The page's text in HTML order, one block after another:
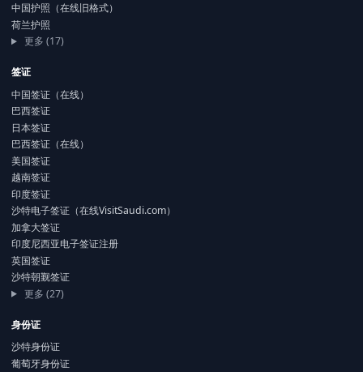
中国护照（在线旧格式）
荷兰护照
更多 (17)
签证
中国签证（在线）
巴西签证
日本签证
巴西签证（在线）
美国签证
越南签证
印度签证
沙特电子签证（在线VisitSaudi.com）
加拿大签证
印度尼西亚电子签证注册
英国签证
沙特朝觐签证
更多 (27)
身份证
沙特身份证
葡萄牙身份证